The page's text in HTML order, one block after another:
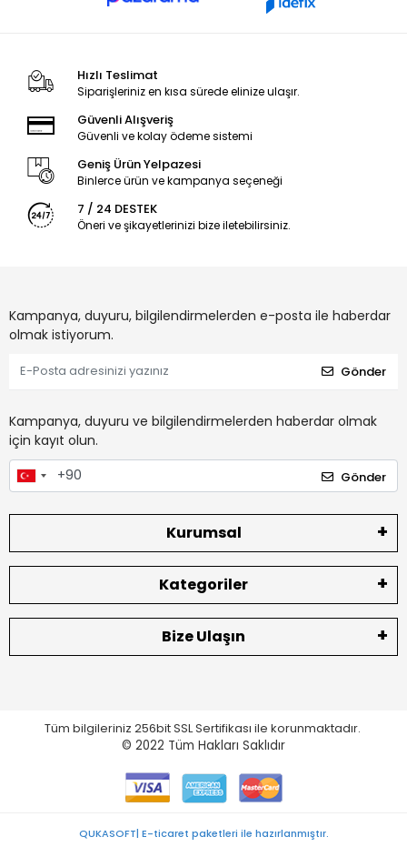
Hızlı Teslimat
Siparişleriniz en kısa sürede elinize ulaşır.
Güvenli Alışveriş
Güvenli ve kolay ödeme sistemi
Geniş Ürün Yelpazesi
Binlerce ürün ve kampanya seçeneği
7 / 24 DESTEK
Öneri ve şikayetlerinizi bize iletebilirsiniz.
Kampanya, duyuru, bilgilendirmelerden e-posta ile haberdar
olmak istiyorum.
Gönder
Kampanya, duyuru ve bilgilendirmelerden haberdar olmak
için kayıt olun.
Gönder
Kurumsal
Kategoriler
Bize Ulaşın
Tüm bilgileriniz 256bit SSL Sertifikası ile korunmaktadır.
© 2022 Tüm Hakları Saklıdır
QUKASOFT| E-ticaret paketleri ile hazırlanmıştır.